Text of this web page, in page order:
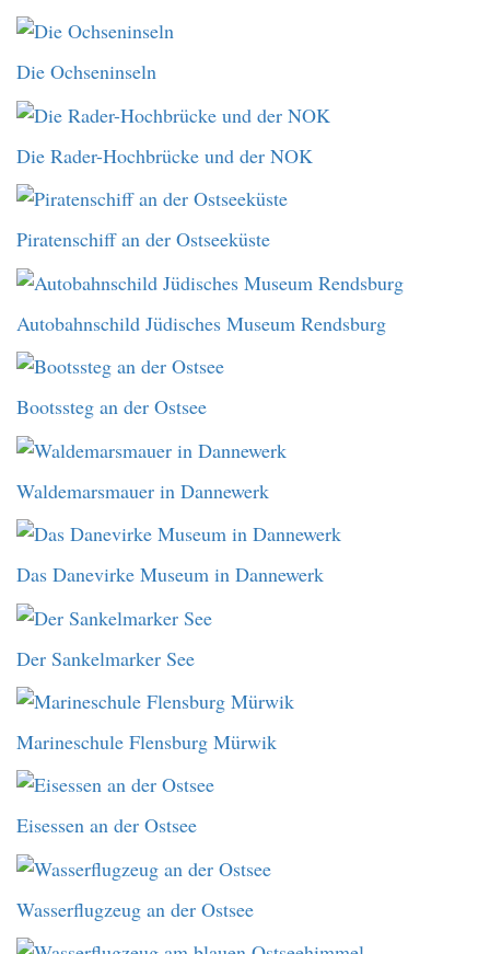
Die Ochseninseln
Die Rader-Hochbrücke und der NOK
Piratenschiff an der Ostseeküste
Autobahnschild Jüdisches Museum Rendsburg
Bootssteg an der Ostsee
Waldemarsmauer in Dannewerk
Das Danevirke Museum in Dannewerk
Der Sankelmarker See
Marineschule Flensburg Mürwik
Eisessen an der Ostsee
Wasserflugzeug an der Ostsee